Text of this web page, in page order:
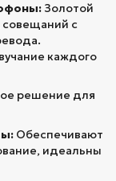
Золотой
с
каждого
решение для
Обеспечивают
идеальны